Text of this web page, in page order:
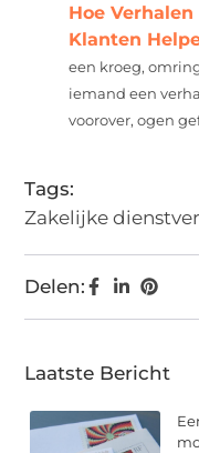
Hoe
Klanten
een kroeg,
iemand een
voorover, ogen
Tags:
Zakelijke
Delen:
Laatste Bericht